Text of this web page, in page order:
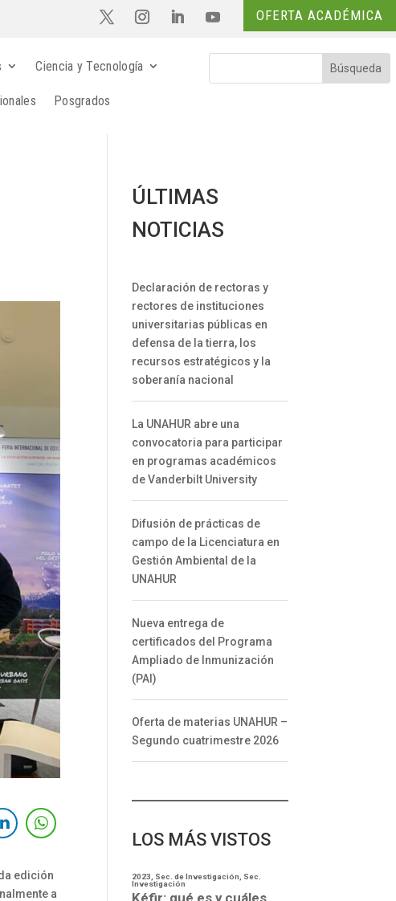
OFERTA ACADÉMICA
Ciencia y Tecnología
Posgrados
edición
a
ÚLTIMAS
NOTICIAS
Declaración de rectoras y
rectores de instituciones
universitarias públicas en
defensa de la tierra, los
recursos estratégicos y la
soberanía nacional
La UNAHUR abre una
convocatoria para participar
en programas académicos
de Vanderbilt University
Difusión de prácticas de
campo de la Licenciatura en
Gestión Ambiental de la
UNAHUR
Nueva entrega de
certificados del Programa
Ampliado de Inmunización
(PAI)
Oferta de materias UNAHUR –
Segundo cuatrimestre 2026
LOS MÁS VISTOS